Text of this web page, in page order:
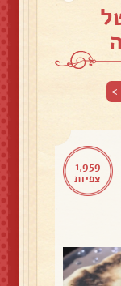
>
1,959
צפיות